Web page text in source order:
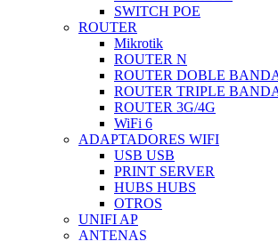
SWITCH POE
ROUTER
Mikrotik
ROUTER N
ROUTER DOBLE
ROUTER TRIPLE
ROUTER 3G/4G
WiFi 6
ADAPTADORES WIFI
USB USB
PRINT SERVER
HUBS HUBS
OTROS
UNIFI AP
ANTENAS